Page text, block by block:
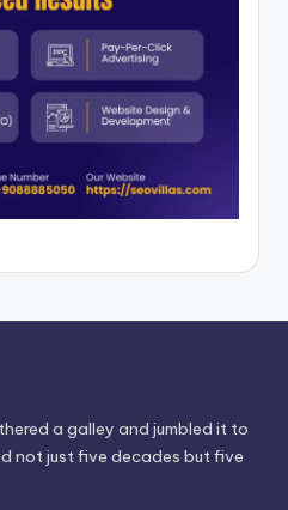
a galley and jumbled it to
not just five decades but five